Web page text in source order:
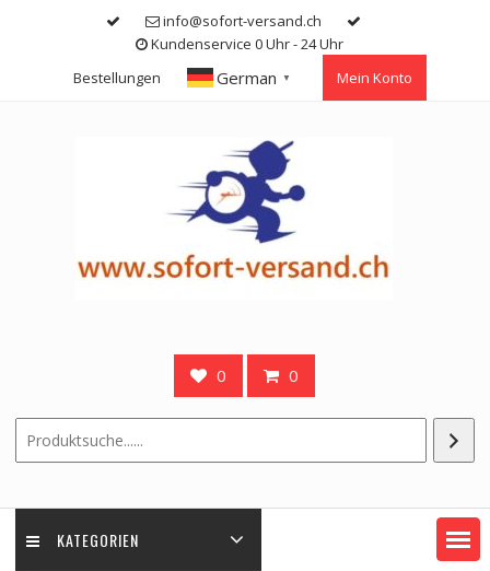
info@sofort-versand.ch
Kundenservice 0 Uhr - 24 Uhr
Bestellungen
German ▼ Mein Konto
0 0
KATEGORIEN